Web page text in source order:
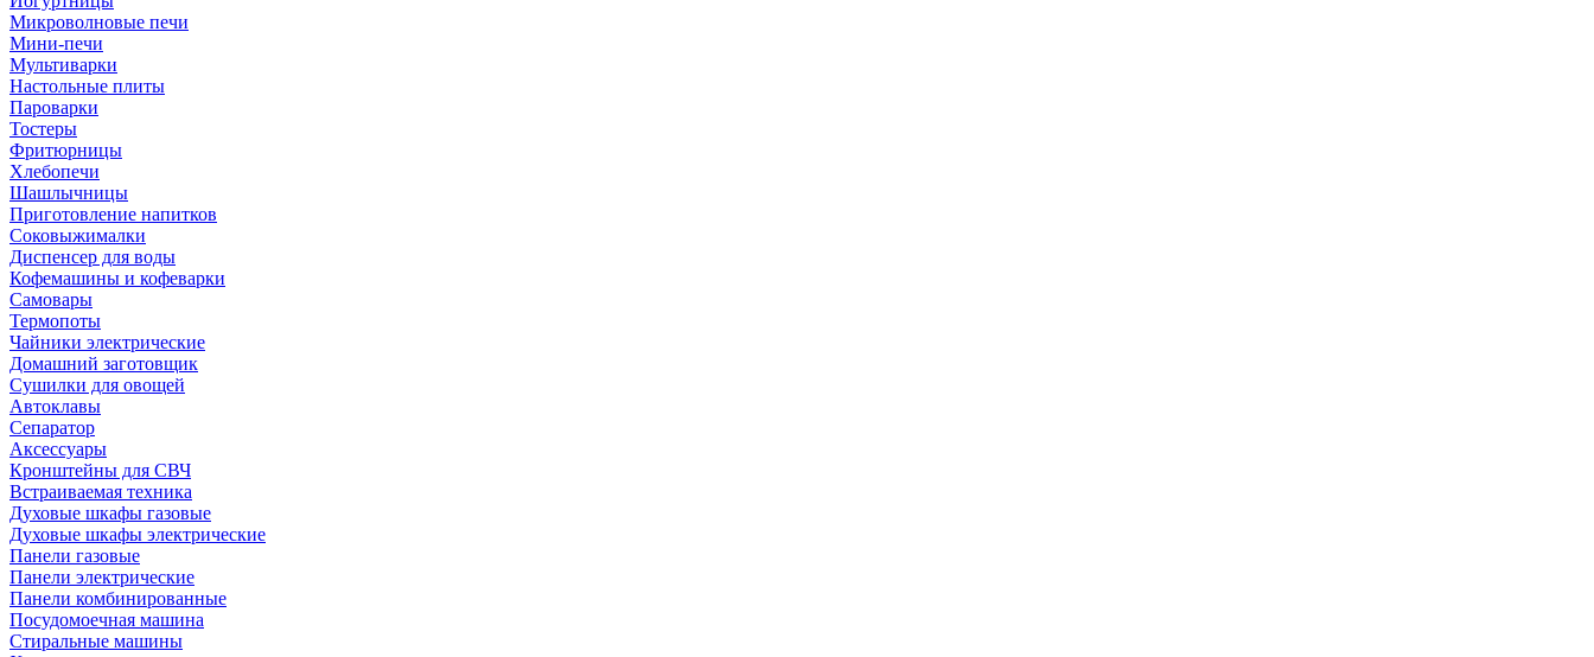
Микроволновые печи
Мини-печи
Мультиварки
Настольные плиты
Пароварки
Тостеры
Фритюрницы
Хлебопечи
Шашлычницы
Приготовление напитков
Соковыжималки
Диспенсер для воды
Кофемашины и кофеварки
Самовары
Термопоты
Чайники электрические
Домашний заготовщик
Сушилки для овощей
Автоклавы
Сепаратор
Аксессуары
Кронштейны для СВЧ
Встраиваемая техника
Духовые шкафы газовые
Духовые шкафы электрические
Панели газовые
Панели электрические
Панели комбинированные
Посудомоечная машина
Стиральные машины